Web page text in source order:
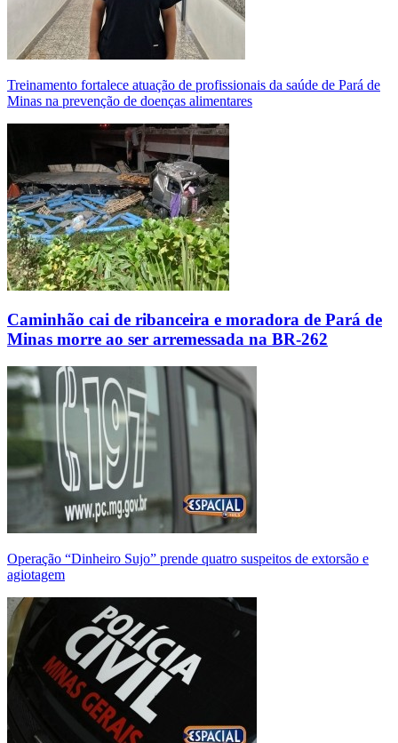
Treinamento fortalece atuação de profissionais da saúde de Pará de
Minas na prevenção de doenças alimentares
Caminhão cai de ribanceira e moradora de Pará de
Minas morre ao ser arremessada na BR-262
Operação “Dinheiro Sujo” prende quatro suspeitos de extorsão e
agiotagem